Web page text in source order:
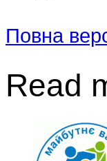
Повна
Read